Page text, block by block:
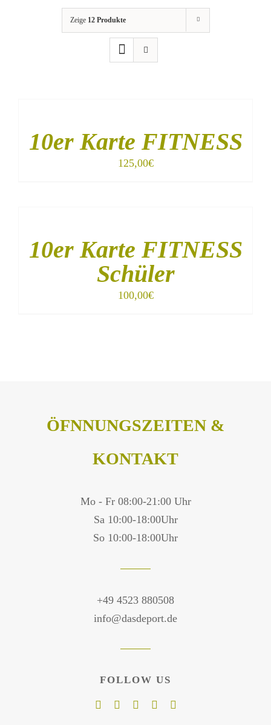
Zeige 12 Produkte
DETAILS
10er Karte FITNESS
125,00€
DETAILS
10er Karte FITNESS
Schüler
100,00€
ÖFNNUNGSZEITEN &
KONTAKT
Mo - Fr 08:00-21:00 Uhr
Sa 10:00-18:00Uhr
So 10:00-18:00Uhr
+49 4523 880508
info@dasdeport.de
FOLLOW US